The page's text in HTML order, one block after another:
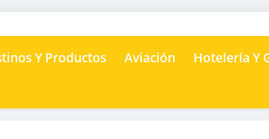
Y Productos Aviación Hotelería Y